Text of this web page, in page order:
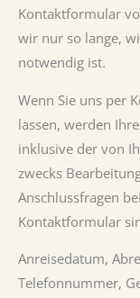
Kontaktformular
wir nur so lange,
notwendig ist.
Wenn Sie uns per
lassen, werden
inklusive der von
zwecks
Anschlussfragen
Kontaktformular
Anreisedatum,
Telefonnummer,